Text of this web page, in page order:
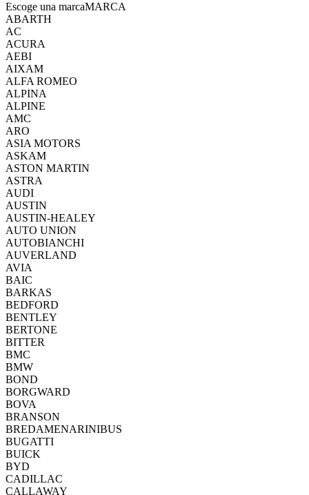
Escoge una marcaMARCA
ABARTH
AC
ACURA
AEBI
AIXAM
ALFA ROMEO
ALPINA
ALPINE
AMC
ARO
ASIA MOTORS
ASKAM
ASTON MARTIN
ASTRA
AUDI
AUSTIN
AUSTIN-HEALEY
AUTO UNION
AUTOBIANCHI
AUVERLAND
AVIA
BAIC
BARKAS
BEDFORD
BENTLEY
BERTONE
BITTER
BMC
BMW
BOND
BORGWARD
BOVA
BRANSON
BREDAMENARINIBUS
BUGATTI
BUICK
BYD
CADILLAC
CALLAWAY